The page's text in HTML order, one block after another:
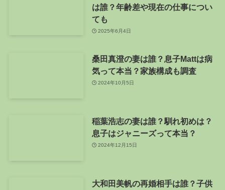
は誰？年齢差や現在の仕事につい
ても
2025年6月4日
桑田真澄の妻は誰？息子Mattは病
気って本当？家族構成も調査
2024年10月5日
稲葉浩志の妻は誰？馴れ初めは？
息子はジャニーズって本当？
2024年12月15日
大和田美帆の再婚相手は誰？子供